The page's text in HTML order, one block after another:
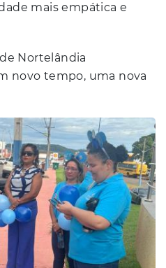
mais empática e
Nortelândia
novo tempo, uma nova